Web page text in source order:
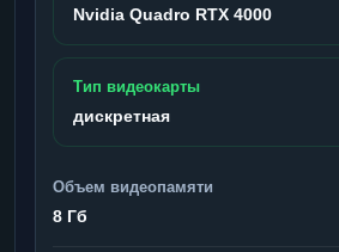
Nvidia Quadro RTX 4000
Тип видеокарты
дискретная
Объем видеопамяти
8 Гб